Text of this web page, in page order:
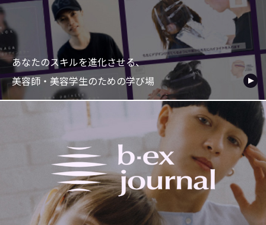
あなたのスキルを進化させる、
美容師・美容学生のための学び場